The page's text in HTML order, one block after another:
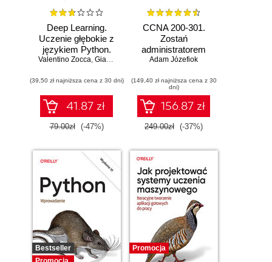
Deep Learning.
Uczenie głębokie z
językiem Python.
Sztuczna
neuronowe
Valentino Zocca, Gianmario Spacagna , Daniel Slater
(39,50 zł najniższa cena z 30 dni)
41.87 zł
79.00zł (-47%)
CCNA 200-301.
Zostań
administratorem
sieci
Cisco. Wydanie II
Adam Józefiok
(149,40 zł najniższa cena z 30
dni)
156.87 zł
249.00zł (-37%)
Bestseller
Promocja